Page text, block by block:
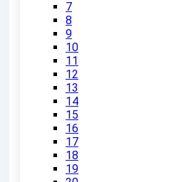
7
8
9
10
11
12
13
14
15
16
17
18
19